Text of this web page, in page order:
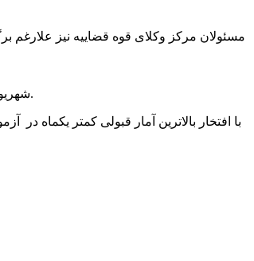
9 شهریور 1403 آزمون مجدد ویژه داوطلبان مشکوک به تقلب در تهران برگزار خواهد شد.همچنین طبق استعلام سنجش آزمون سردفتری 1403 نیز 2 شهریور خواهد بود.
با افتخار بالاترین آمار قبولی کمتر یکماه